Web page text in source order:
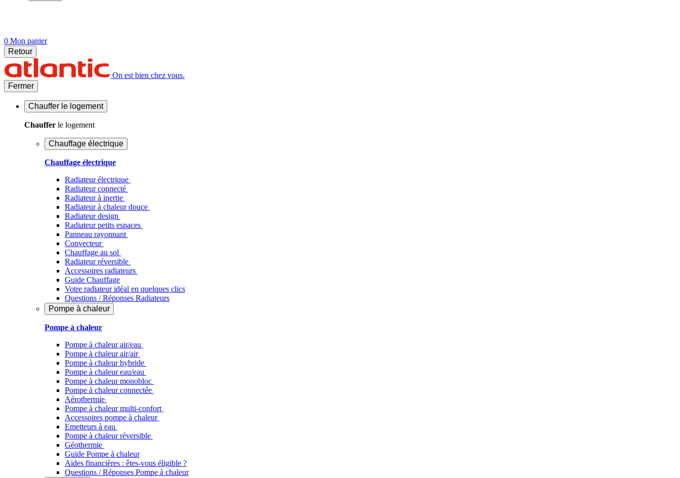
0 Mon panier
Retour
On est bien chez vous.
Fermer
Chauffer le logement
Chauffer le logement
Chauffage électrique
Chauffage électrique
Radiateur électrique
Radiateur connecté
Radiateur à inertie
Radiateur à chaleur douce
Radiateur design
Radiateur petits espaces
Panneau rayonnant
Convecteur
Chauffage au sol
Radiateur réversible
Accessoires radiateurs
Guide Chauffage
Votre radiateur idéal en quelques clics
Questions / Réponses Radiateurs
Pompe à chaleur
Pompe à chaleur
Pompe à chaleur air/eau
Pompe à chaleur air/air
Pompe à chaleur hybride
Pompe à chaleur​ eau/eau
Pompe à chaleur monobloc
Pompe à chaleur connectée
Aérothermie
Pompe à chaleur multi-confort
Accessoires pompe à chaleur
Emetteurs à eau
Pompe à chaleur réversible
Géothermie
Guide Pompe à chaleur
Aides financières : êtes-vous éligible ?
Questions / Réponses Pompe à chaleur